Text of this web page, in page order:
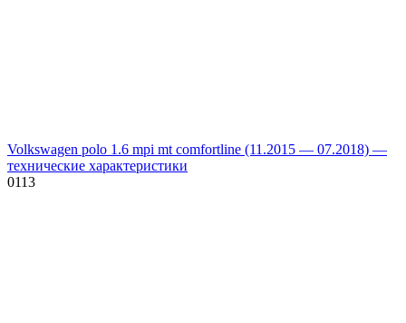
Volkswagen polo 1.6 mpi mt comfortline (11.2015 — 07.2018) —
технические характеристики
0113